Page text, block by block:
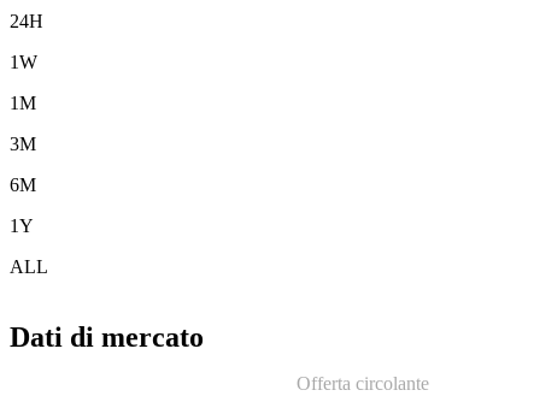
24H
1W
1M
3M
6M
1Y
ALL
Dati di mercato
Offerta circolante